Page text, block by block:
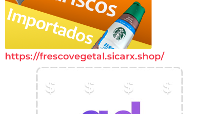
https://frescovegetal.sicarx.shop/